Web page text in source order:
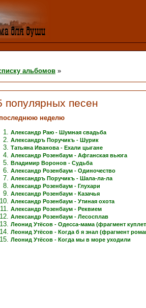
альбомов »
популярных песен
неделю
Александр Раю - Шумная свадьба
Александръ Поручикъ - Шурик
Татьяна Иванова - Ехали цыгане
Александр Розенбаум - Афганская вьюга
Владимир Воронов - Судьба
Александр Розенбаум - Одиночество
Александръ Поручикъ - Шала-ла-ла
Александр Розенбаум - Глухари
Александр Розенбаум - Казачья
Александр Розенбаум - Утиная охота
Александр Розенбаум - Реквием
Александр Розенбаум - Лесосплав
Леонид Утёсов - Одесса-мама (фрагмент
Леонид Утёсов - Когда б я знал (фрагмент
Леонид Утёсов - Когда мы в море уходили